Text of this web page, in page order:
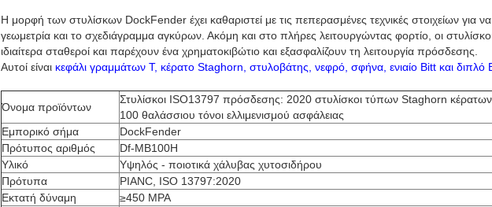
Η μορφή των στυλίσκων DockFender έχει καθαριστεί με τις πεπερασμένες τεχνικές στοιχείων για να
γεωμετρία και το σχεδιάγραμμα αγκύρων. Ακόμη και στο πλήρες λειτουργώντας φορτίο, οι
ιδιαίτερα σταθεροί και παρέχουν ένα χρηματοκιβώτιο και εξασφαλίζουν τη λειτουργία πρόσδεσης.
Αυτοί είναι κεφάλι γραμμάτων Τ, κέρατο Staghorn, στυλοβάτης, νεφρό, σφήνα, ενιαίο Bitt και διπλό
Όνομα προϊόντων
Στυλίσκοι ISO13797 πρόσδεσης: 2020 στυλίσκοι τύπων Staghorn κέρατων
100 θαλάσσιου τόνοι ελλιμενισμού ασφάλειας
Εμπορικό σήμα
DockFender
Πρότυπος αριθμός
Df-MB100H
Υλικό
Υψηλός - ποιοτικά χάλυβας χυτοσιδήρου
Πρότυπα
PIANC, ISO 13797:2020
Εκτατή δύναμη
≥450 MPA